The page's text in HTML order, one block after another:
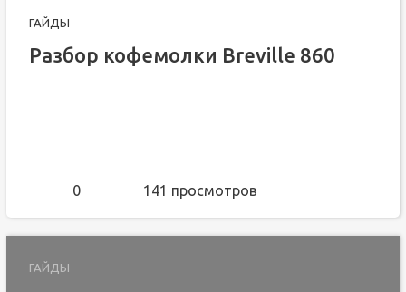
ГАЙДЫ
Разбор кофемолки Breville 860
0 141 просмотров
ГАЙДЫ